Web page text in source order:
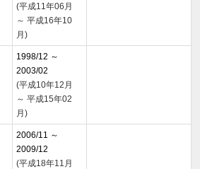
(平成11年06月
～ 平成16年10
月)
1998/12 ～
2003/02
(平成10年12月
～ 平成15年02
月)
2006/11 ～
2009/12
(平成18年11月